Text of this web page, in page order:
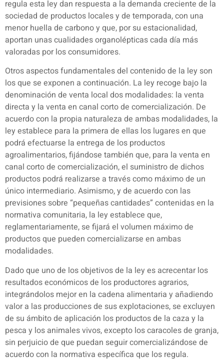
regula esta ley dan respuesta a la demanda creciente de la
sociedad de productos locales y de temporada, con una
menor huella de carbono y que, por su estacionalidad,
aportan unas cualidades organolépticas cada día más
valoradas por los consumidores.
Otros aspectos fundamentales del contenido de la ley son
los que se exponen a continuación. La ley recoge bajo la
denominación de venta local dos modalidades: la venta
directa y la venta en canal corto de comercialización. De
acuerdo con la propia naturaleza de ambas modalidades, la
ley establece para la primera de ellas los lugares en que
podrá efectuarse la entrega de los productos
agroalimentarios, fijándose también que, para la venta en
canal corto de comercialización, el suministro de dichos
productos podrá realizarse a través como máximo de un
único intermediario. Asimismo, y de acuerdo con las
previsiones sobre “pequeñas cantidades” contenidas en la
normativa comunitaria, la ley establece que,
reglamentariamente, se fijará el volumen máximo de
productos que pueden comercializarse en ambas
modalidades.
Dado que uno de los objetivos de la ley es acrecentar los
resultados económicos de los productores agrarios,
integrándolos mejor en la cadena alimentaria y añadiendo
valor a las producciones de sus explotaciones, se excluyen
de su ámbito de aplicación los productos de la caza y la
pesca y los animales vivos, excepto los caracoles de granja,
sin perjuicio de que puedan seguir comercializándose de
acuerdo con la normativa específica que los regula.